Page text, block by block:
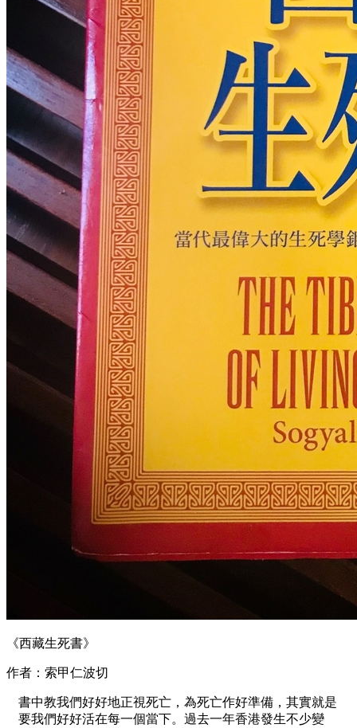
《西藏生死書》
作者：索甲仁波切
書中教我們好好地正視死亡，為死亡作好準備，其實就是
要我們好好活在每一個當下。過去一年香港發生不少變